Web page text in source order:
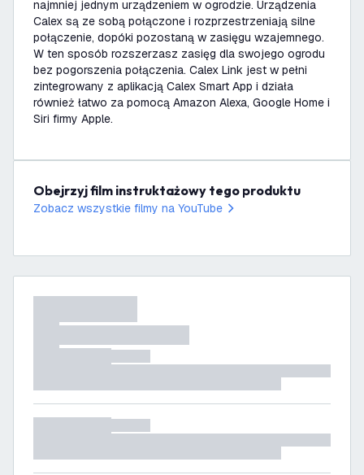
najmniej jednym urządzeniem w ogrodzie. Urządzenia
Calex są ze sobą połączone i rozprzestrzeniają silne
połączenie, dopóki pozostaną w zasięgu wzajemnego.
W ten sposób rozszerzasz zasięg dla swojego ogrodu
bez pogorszenia połączenia. Calex Link jest w pełni
zintegrowany z aplikacją Calex Smart App i działa
również łatwo za pomocą Amazon Alexa, Google Home i
Siri firmy Apple.
Obejrzyj film instruktażowy tego produktu
Zobacz wszystkie filmy na YouTube